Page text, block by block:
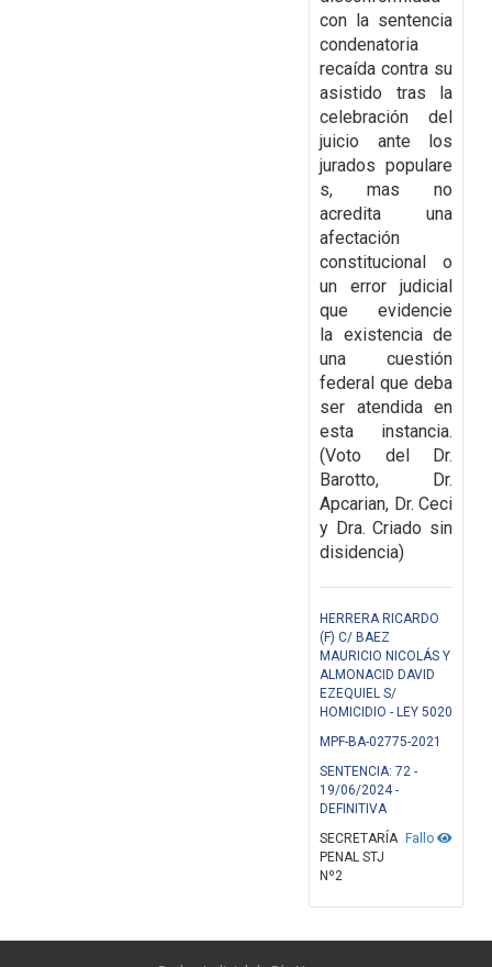
con la sentencia
condenatoria
recaída contra su
asistido tras la
celebración del
juicio ante los
jurados populare
s, mas no
acredita una
afectación
constitucional o
un error judicial
que evidencie
la existencia de
una cuestión
federal que deba
ser atendida en
esta instancia.
(Voto del Dr.
Barotto, Dr.
Apcarian, Dr. Ceci
y Dra. Criado sin
disidencia)
HERRERA RICARDO
(F) C/ BAEZ
MAURICIO NICOLÁS Y
ALMONACID DAVID
EZEQUIEL S/
HOMICIDIO - LEY 5020
MPF-BA-02775-2021
SENTENCIA: 72 -
19/06/2024 -
DEFINITIVA
Fallo
SECRETARÍA
PENAL STJ
Nº2